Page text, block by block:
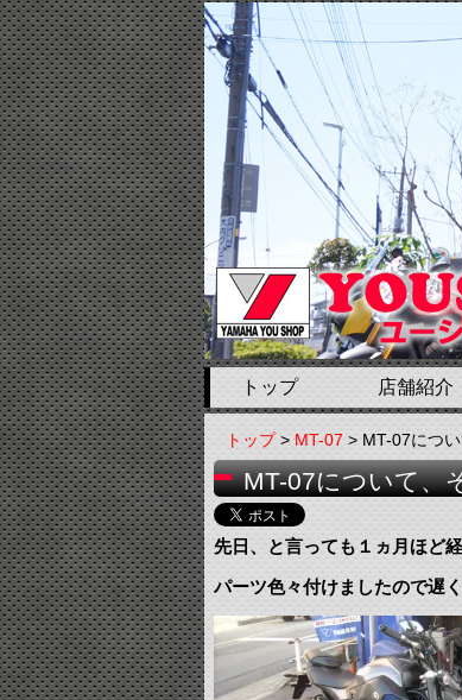
トップ 店舗紹介
トップ>MT-07> MT-07につ
MT-07について、
先日、と言っても１ヵ月ほど
パーツ色々付けましたので遅